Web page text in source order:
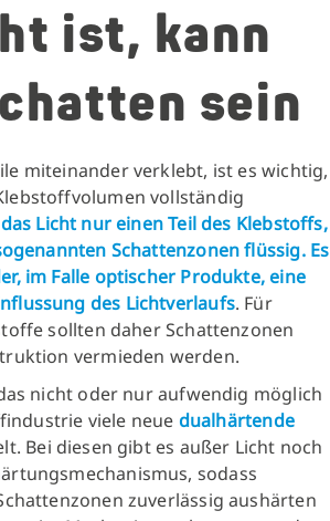
ist, kann
sein
miteinander verklebt, ist es wichtig,
vollständig
Licht nur einen Teil des Klebstoffs,
Schattenzonen flüssig. Es
im Falle optischer Produkte, eine
des Lichtverlaufs. Für
sollten daher Schattenzonen
vermieden werden.
nicht oder nur aufwendig möglich
viele neue dualhärtende
Bei diesen gibt es außer Licht noch
sodass
zuverlässig aushärten